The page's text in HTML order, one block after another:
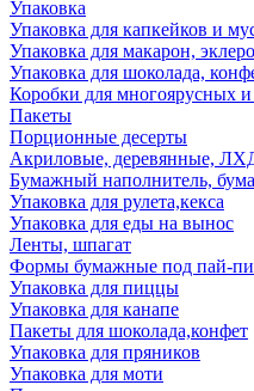
Упаковка
Упаковка для капкейков и
Упаковка для макарон,
Упаковка для шоколада,
Коробки для многоярусных
Пакеты
Порционные десерты
Акриловые, деревянные,
Бумажный наполнитель,
Упаковка для рулета,кекса
Упаковка для еды на вынос
Ленты, шпагат
Формы бумажные под пай-
Упаковка для пиццы
Упаковка для канапе
Пакеты для шоколада,конфет
Упаковка для пряников
Упаковка для моти